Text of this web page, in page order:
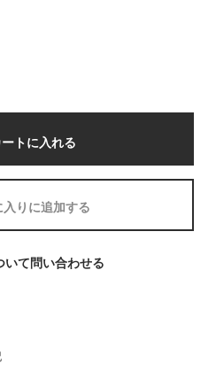
トに入れる
入りに追加する
いて問い合わせる